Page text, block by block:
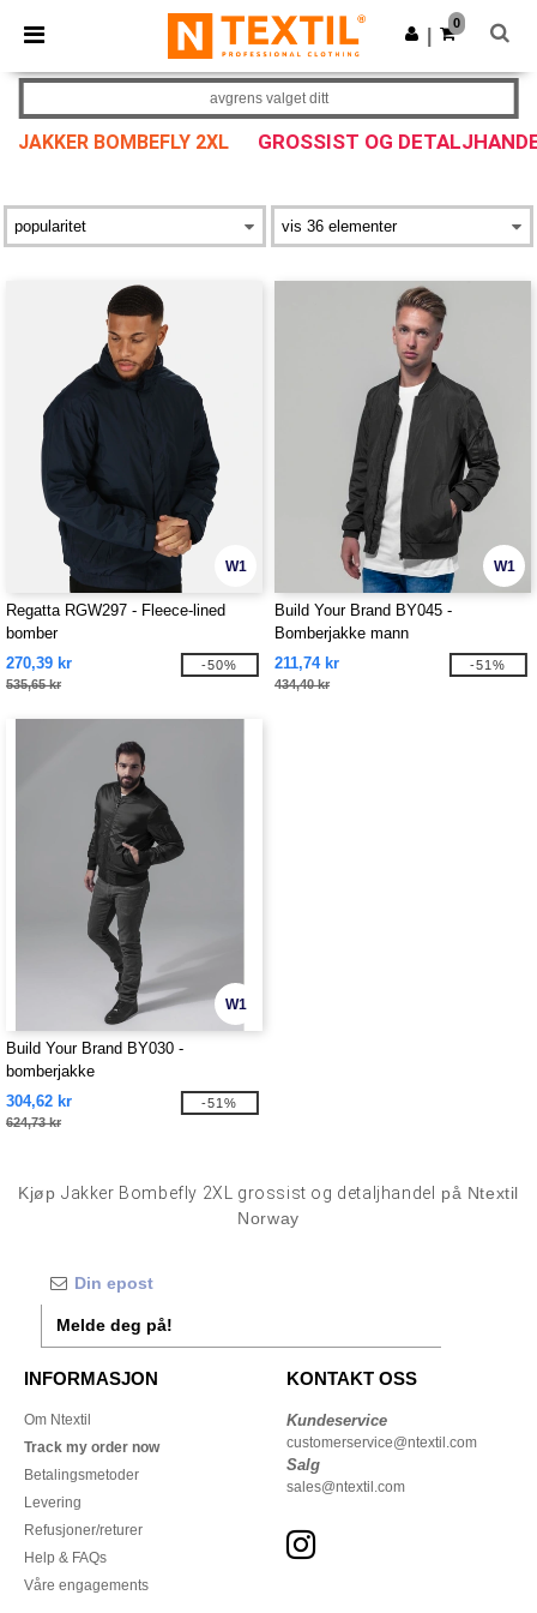
× Ntextil-app
Bedre priser i appen!
Last ned app
0
JAKKER BOMBEFLY 2XL GROSSIST OG
avgrens valget ditt
W1
Regatta RGW297 - Fleece-lined
bomber
270,39 kr
535,65 kr
-50%
W1
Build Your Brand BY045 -
Bomberjakke mann
211,74 kr
434,40 kr
-51%
W1
Build Your Brand BY030 -
bomberjakke
304,62 kr
624,73 kr
-51%
Kjøp Jakker Bombefly 2XL grossist og detaljhandel
på Ntextil
Norway
Melde deg på!
INFORMASJON
Om Ntextil
Track my order now
Betalingsmetoder
Levering
Refusjoner/returer
Help & FAQs
Våre engagements
KONTAKT OSS
Kundeservice
customerservice@ntextil.com
Salg
sales@ntextil.com